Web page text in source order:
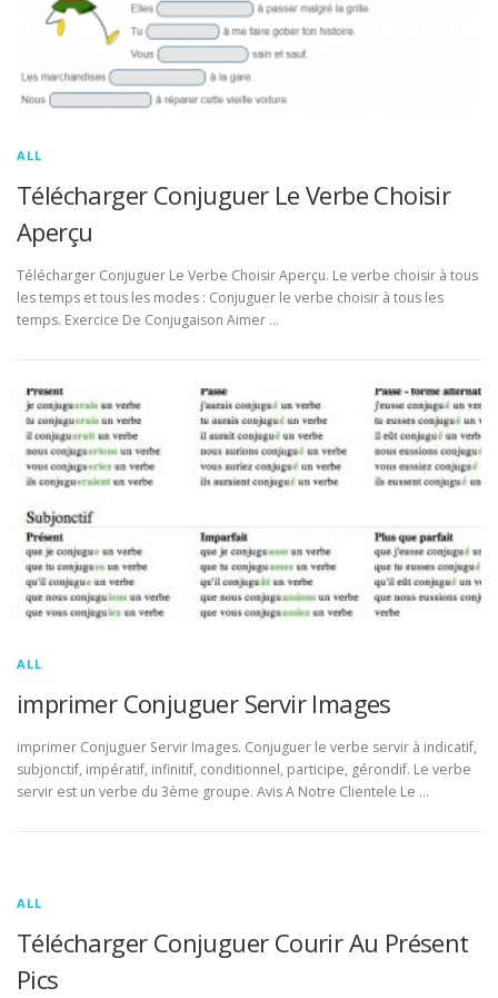
ALL
Télécharger Conjuguer Le Verbe Choisir
Aperçu
Télécharger Conjuguer Le Verbe Choisir Aperçu. Le verbe choisir à tous
les temps et tous les modes : Conjuguer le verbe choisir à tous les
temps. Exercice De Conjugaison Aimer …
ALL
imprimer Conjuguer Servir Images
imprimer Conjuguer Servir Images. Conjuguer le verbe servir à indicatif,
subjonctif, impératif, infinitif, conditionnel, participe, gérondif. Le verbe
servir est un verbe du 3ème groupe. Avis A Notre Clientele Le …
ALL
Télécharger Conjuguer Courir Au Présent
Pics